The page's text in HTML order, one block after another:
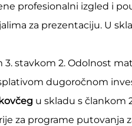
profesionalni izgled i
za prezentaciju. U
3. stavkom 2. Odolnost
dugoročnom
u skladu s člankom
za programe putovanja